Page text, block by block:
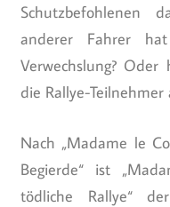
Schutzbefohlenen
anderer Fahrer
Verwechslung?
die Rallye-Teilnehmer
Nach „Madame le
Begierde“ ist
tödliche Rallye“